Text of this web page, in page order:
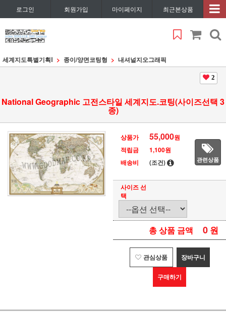
로그인 회원가입 마이페이지 최근본상품
세계지도특별기획Ⅰ 종이/양면코팅형 내셔널지오그래픽
2
National Geographic 고전스타일 세계지도.코팅(사이즈선택 3
종)
상품가 55,000원
적립금
1,100원
배송비
(조건) 관련상품
사이즈 선
택
총 상품 금액 0 원
관심상품 장바구니
구매하기